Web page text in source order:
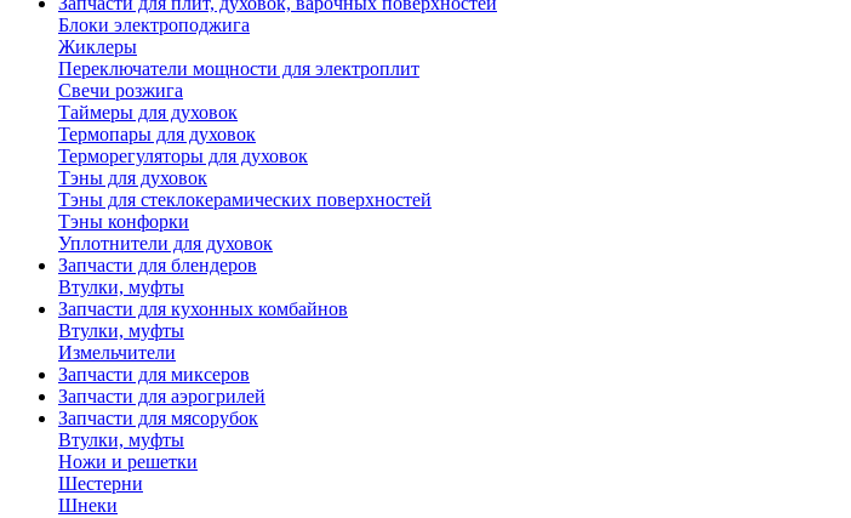
Блоки электроподжига
Жиклеры
Переключатели мощности для электроплит
Свечи розжига
Таймеры для духовок
Термопары для духовок
Терморегуляторы для духовок
Тэны для духовок
Тэны для стеклокерамических поверхностей
Тэны конфорки
Уплотнители для духовок
Запчасти для блендеров
Втулки, муфты
Запчасти для кухонных комбайнов
Втулки, муфты
Измельчители
Запчасти для миксеров
Запчасти для аэрогрилей
Запчасти для мясорубок
Втулки, муфты
Ножи и решетки
Шестерни
Шнеки